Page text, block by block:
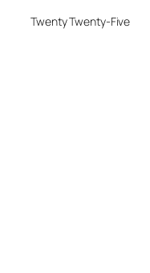
Twenty Twenty-Five